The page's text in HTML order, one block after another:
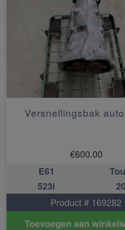
Versnellingsbak
€600.00
E61
523i
Product # 169282
Toevoegen aan